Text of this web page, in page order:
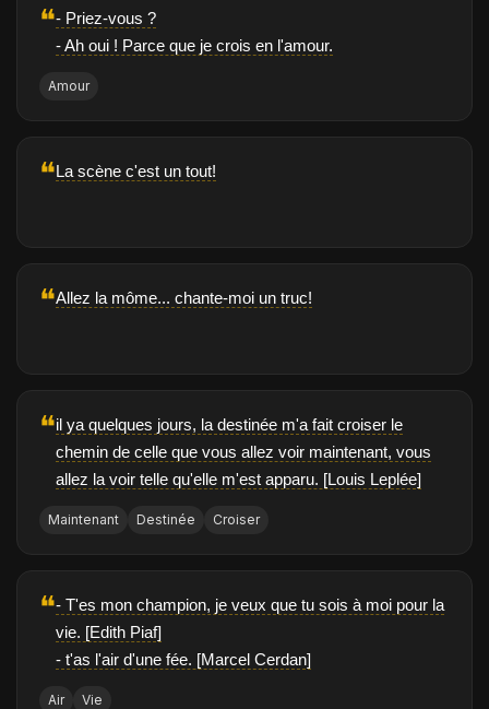
❝- Priez-vous ?
- Ah oui ! Parce que je crois en l'amour.
Amour
❝La scène c'est un tout!
❝Allez la môme... chante-moi un truc!
❝il ya quelques jours, la destinée m'a fait croiser le
chemin de celle que vous allez voir maintenant, vous
allez la voir telle qu'elle m'est apparu. [Louis Leplée]
Maintenant Destinée Croiser
❝- T'es mon champion, je veux que tu sois à moi pour la
vie. [Edith Piaf]
- t'as l'air d'une fée. [Marcel Cerdan]
Air Vie